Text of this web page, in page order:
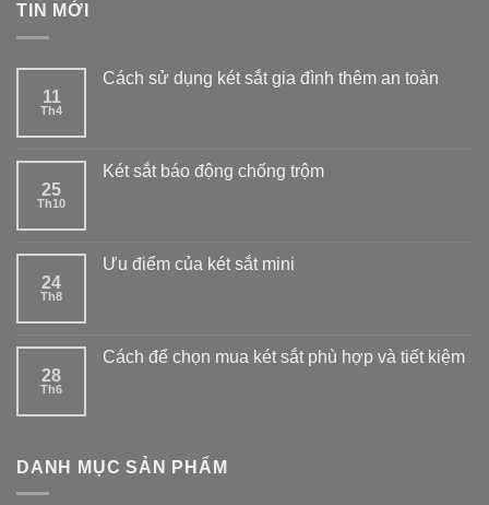
TIN MỚI
11
Th4
Cách sử dụng két sắt gia đình thêm an toàn
25
Th10
Két sắt báo động chống trộm
24
Th8
Ưu điểm của két sắt mini
28
Th6
Cách để chọn mua két sắt phù hợp và tiết kiệm
DANH MỤC SẢN PHẨM